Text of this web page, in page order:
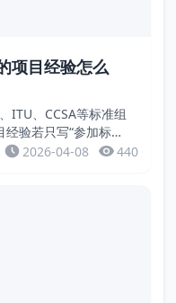
项目经验怎么
ITU、CCSA等标准组
验若只写“参加标准
的是提案数量、采纳
2026-04-08 440